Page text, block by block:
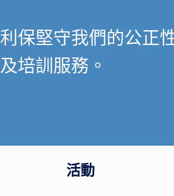
利保堅守我們的公正
及培訓服務。
活動